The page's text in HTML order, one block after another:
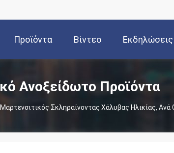
Προϊόντα Βίντεο Εκδηλώσεις
Ανοξείδωτο Προϊόντα
Σκληραίνοντας Χάλυβας Ηλικίας,